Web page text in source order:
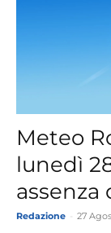
Meteo
lunedì
assenza
Redazione 27